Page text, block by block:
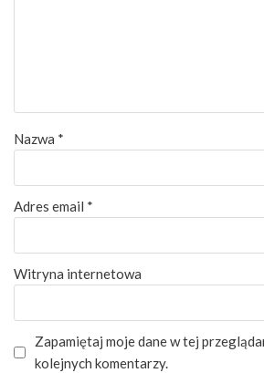
Nazwa *
Adres email *
Witryna internetowa
Zapamiętaj moje dane w tej
kolejnych komentarzy.